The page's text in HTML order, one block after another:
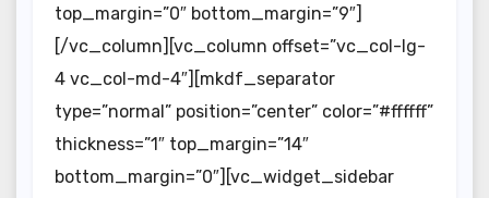
top_margin=”0″ bottom_margin=”9″]
[/vc_column][vc_column offset=”vc_col-lg-
4 vc_col-md-4″][mkdf_separator
type=”normal” position=”center” color=”#ffffff”
thickness=”1″ top_margin=”14″
bottom_margin=”0″][vc_widget_sidebar